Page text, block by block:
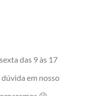
das 9 às 17
em nosso